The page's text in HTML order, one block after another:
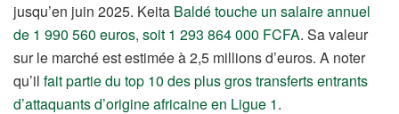
jusqu’en juin 2025. Keita Baldé touche un salaire annuel
de 1 990 560 euros, soit 1 293 864 000 FCFA. Sa valeur
sur le marché est estimée à 2,5 millions d’euros. A noter
qu’il fait partie du top 10 des plus gros transferts entrants
d’attaquants d’origine africaine en Ligue 1.